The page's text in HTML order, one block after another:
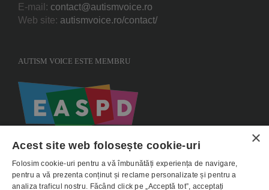
E-mail: contact@autismvoice.ro
Web site: autismvoice.ro/contact/
AUTISM VOICE ESTE MEMBRU
×
Acest site web folosește cookie-uri
Folosim cookie-uri pentru a vă îmbunătăți experiența de navigare,
pentru a vă prezenta conținut și reclame personalizate și pentru a
analiza traficul nostru. Făcând click pe „Acceptă tot”, acceptați